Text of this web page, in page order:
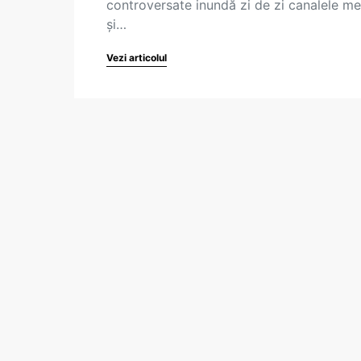
controversate inundă zi de zi canalele
și…
Vezi articolul